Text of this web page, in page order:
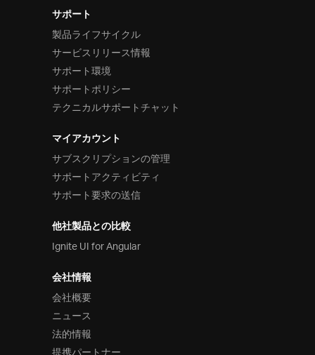
サポート
製品ライフサイクル
サービスリリース情報
サポート環境
サポートポリシー
テクニカルサポートチャット
マイアカウント
サブスクリプションの管理
サポートアクティビティ
サポート要求の送信
他社製品との比較
Ignite UI for Angular
会社情報
会社概要
ニュース
法的情報